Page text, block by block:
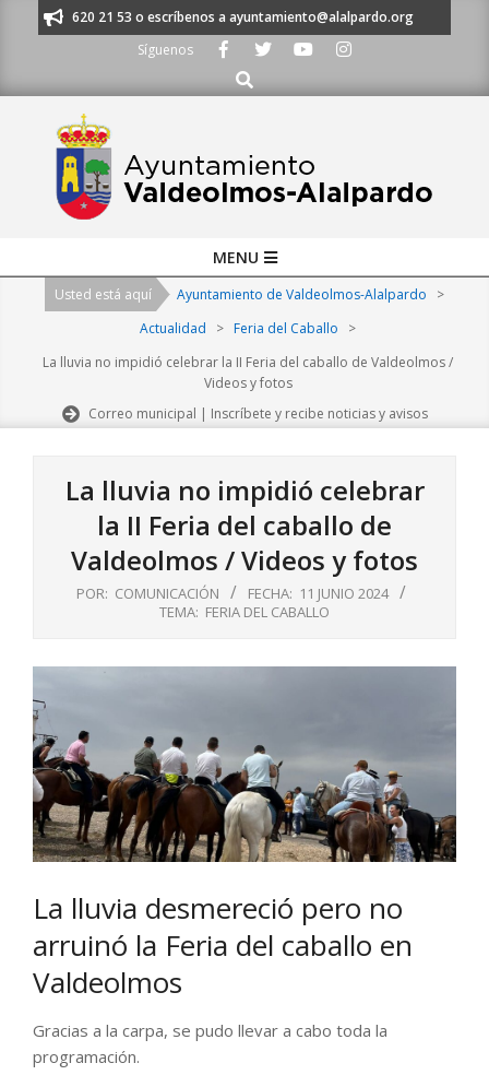
al 91 620 21 53 o escríbenos a ayuntamiento@alalpardo.org
Síguenos
Buscar
Navigation
MENU
Usted está aquí Ayuntamiento de Valdeolmos-Alalpardo
>
Actualidad
> Feria del Caballo
>
La lluvia no impidió celebrar la II Feria del caballo de Valdeolmos /
Videos y fotos
Correo municipal | Inscríbete y recibe noticias y avisos
La lluvia no impidió celebrar
la II Feria del caballo de
Valdeolmos / Videos y fotos
POR: COMUNICACIÓN FECHA: 11 JUNIO 2024
TEMA: FERIA DEL CABALLO
La lluvia desmereció pero no
arruinó la Feria del caballo en
Valdeolmos
Gracias a la carpa, se pudo llevar a cabo toda la
programación.